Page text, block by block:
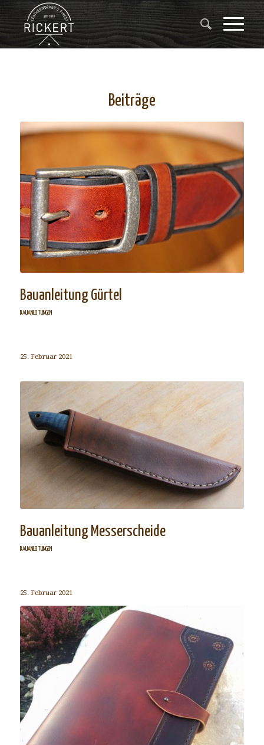
Beiträge
Bauanleitung Gürtel
BAUANLEITUNGEN
25. Februar 2021
Bauanleitung Messerscheide
BAUANLEITUNGEN
25. Februar 2021